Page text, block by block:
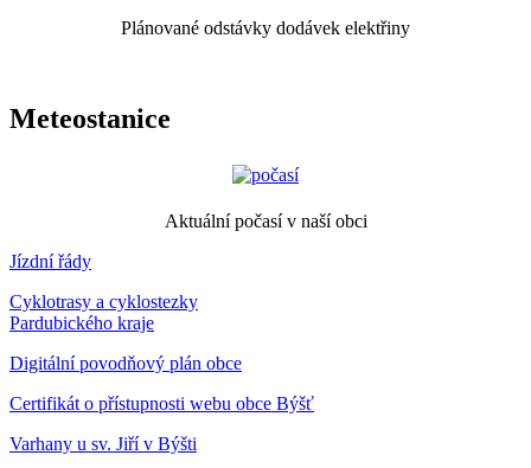
Plánované odstávky dodávek elektřiny
Meteostanice
Aktuální počasí v naší obci
Jízdní řády
Cyklotrasy a cyklostezky
Pardubického kraje
Digitální povodňový plán obce
Certifikát o přístupnosti webu obce Býšť
Varhany u sv. Jiří v Býšti